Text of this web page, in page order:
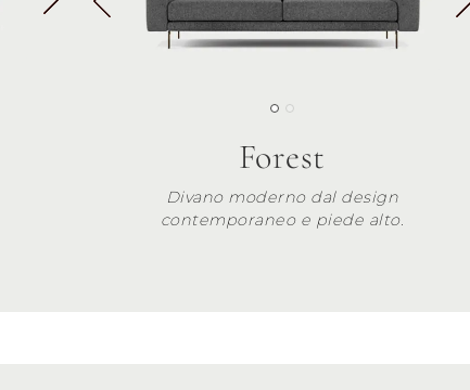
Forest
Divano moderno dal design
contemporaneo e piede alto.